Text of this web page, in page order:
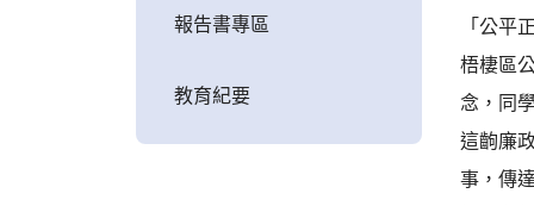
報告書專區
教育紀要
「公平
梧棲區
念，同
這齣廉
事，傳